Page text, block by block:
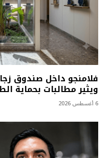
فلامنجو داخل صندوق
ويثير مطالبات بحماية
6 أغسطس 2026